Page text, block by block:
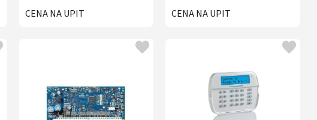
CENA NA UPIT WBD60-3B
CENA NA UPIT